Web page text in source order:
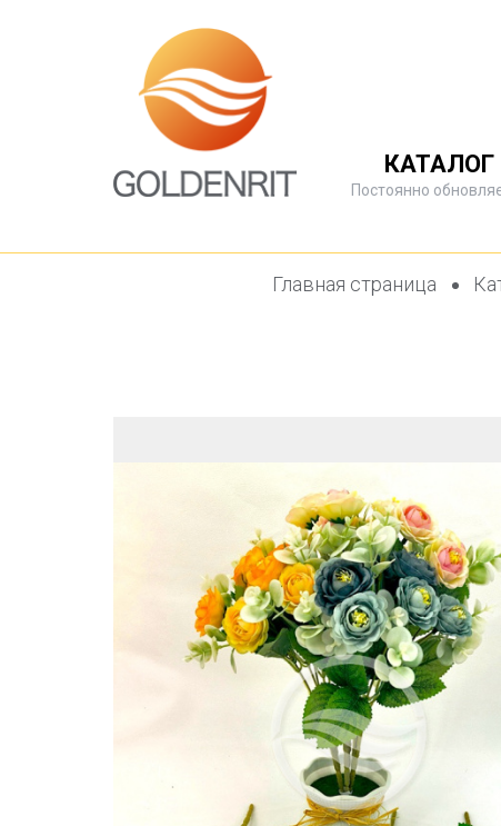
КАТАЛОГ
Постоянно
Главная страница